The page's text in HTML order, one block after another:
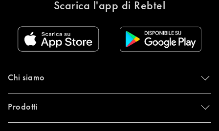
Scarica l'app di Rebtel
Chi siamo
Prodotti